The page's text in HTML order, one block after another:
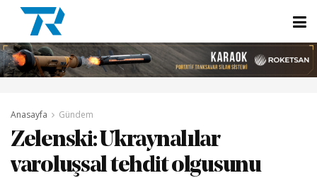
Anasayfa Gündem
Zelenski: Ukraynalılar
varoluşsal tehdit olgusunu